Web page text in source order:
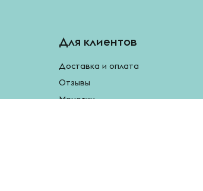
Для клиентов
Доставка и оплата
Отзывы
Монетки